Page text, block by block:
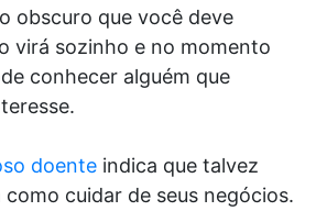
obscuro que você deve
virá sozinho e no momento
conhecer alguém que
doente indica que talvez
como cuidar de seus negócios.